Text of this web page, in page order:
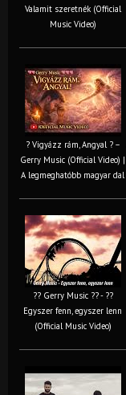
Valamit szeretnék (Official
Music Video)
? Vigyázz rám, Angyal ? –
Gerry Music (Official Video) |
A legmeghatóbb magyar dal
?? Gerry Music ?? - ??
Egyszer fenn, egyszer lenn
(Official Music Video)